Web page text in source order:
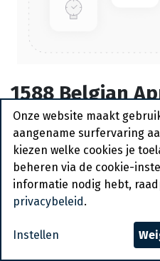
1588 Belgian
La Lorraine 825
Bestelartikel
Vraag een account
Algemene voorwaarden
30-dagen geld terug
Verzending: 2-3 werkdagen
Onze website maakt
aangename surfervaring
kiezen welke cookies je
beheren via de cookie-
informatie nodig hebt,
privacybeleid .
Instellen